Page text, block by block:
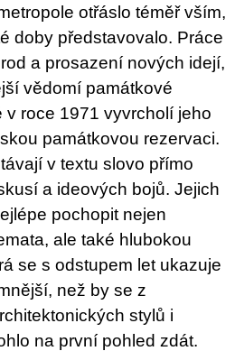
otřáslo téměř vším,
doby představovalo. Práce
a prosazení nových idejí,
vědomí památkové
v roce 1971 vyvrcholí jeho
památkovou rezervaci.
v textu slovo přímo
a ideových bojů. Jejich
pochopit nejen
ale také hlubokou
se s odstupem let ukazuje
než by se z
stylů i
na první pohled zdát.